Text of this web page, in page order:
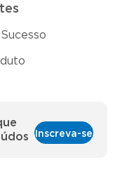
Inscreva-se